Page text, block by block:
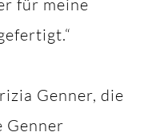
für meine
Genner, die
Genner